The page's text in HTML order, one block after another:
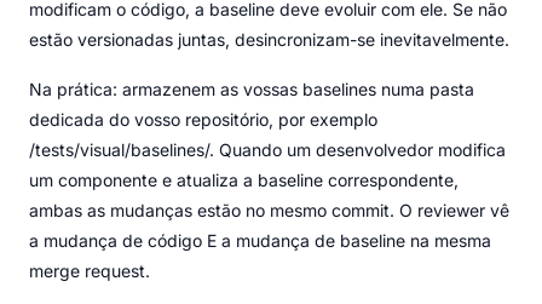
modificam o código, a baseline deve evoluir com ele. Se não
estão versionadas juntas, desincronizam-se inevitavelmente.
Na prática: armazenem as vossas baselines numa pasta
dedicada do vosso repositório, por exemplo
/tests/visual/baselines/. Quando um desenvolvedor modifica
um componente e atualiza a baseline correspondente,
ambas as mudanças estão no mesmo commit. O reviewer vê
a mudança de código E a mudança de baseline na mesma
merge request.